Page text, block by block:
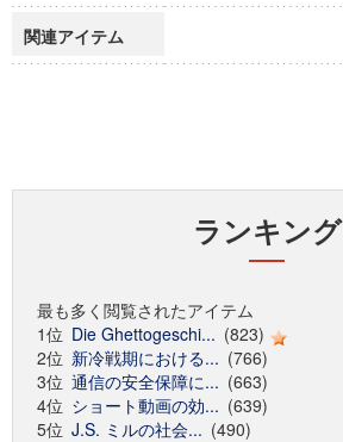
関連アイテム
ランキング
最も多く閲覧されたアイテム
1位 Die Ghettogeschi... (823)
2位 新冷戦期における... (766)
3位 通信の安全保障に... (663)
4位 ショート動画の効... (639)
5位 J.S. ミルの社会... (490)